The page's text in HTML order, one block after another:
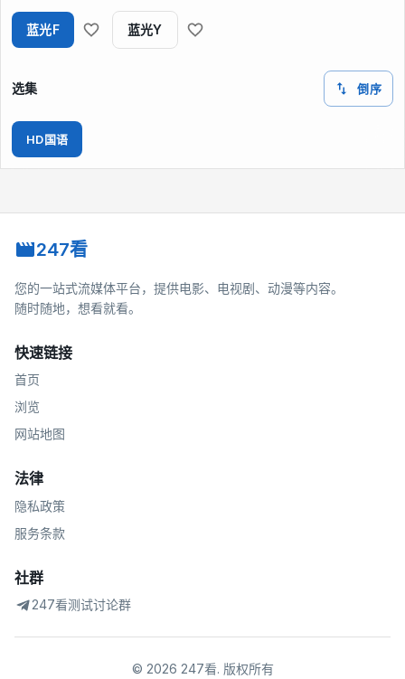
蓝光F 蓝光Y
选集 倒序
HD国语
247看
您的一站式流媒体平台，提供电影、电视剧、动漫等内容。
随时随地，想看就看。
快速链接
首页
浏览
网站地图
法律
隐私政策
服务条款
社群
247看测试讨论群
© 2026 247看. 版权所有